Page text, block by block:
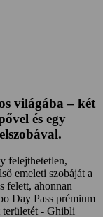
világába – két
és egy
felejthetetlen,
emeleti szobáját a
felett, ahonnan
Day Pass prémium
- Ghibli